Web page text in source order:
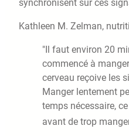
synchronisent sur ces
Kathleen M. Zelman,
"Il faut environ 20
commencé à
cerveau reçoive les
Manger lentement
temps nécessaire,
avant de trop